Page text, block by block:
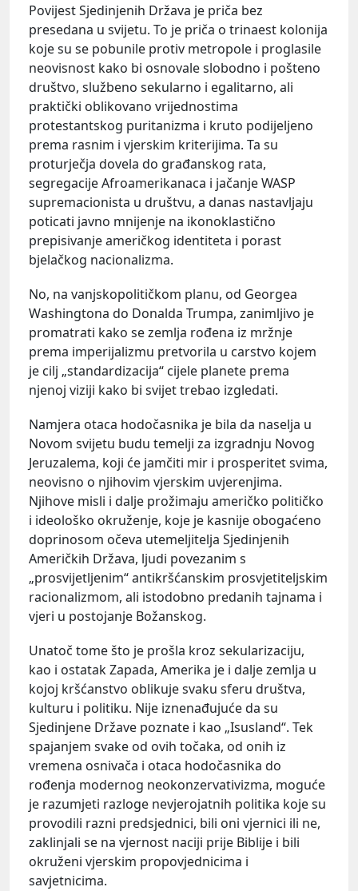
Povijest Sjedinjenih Država je priča bez
presedana u svijetu. To je priča o trinaest kolonija
koje su se pobunile protiv metropole i proglasile
neovisnost kako bi osnovale slobodno i pošteno
društvo, službeno sekularno i egalitarno, ali
praktički oblikovano vrijednostima
protestantskog puritanizma i kruto podijeljeno
prema rasnim i vjerskim kriterijima. Ta su
proturječja dovela do građanskog rata,
segregacije Afroamerikanaca i jačanje WASP
supremacionista u društvu, a danas nastavljaju
poticati javno mnijenje na ikonoklastično
prepisivanje američkog identiteta i porast
bjelačkog nacionalizma.
No, na vanjskopolitičkom planu, od Georgea
Washingtona do Donalda Trumpa, zanimljivo je
promatrati kako se zemlja rođena iz mržnje
prema imperijalizmu pretvorila u carstvo kojem
je cilj „standardizacija“ cijele planete prema
njenoj viziji kako bi svijet trebao izgledati.
Namjera otaca hodočasnika je bila da naselja u
Novom svijetu budu temelji za izgradnju Novog
Jeruzalema, koji će jamčiti mir i prosperitet svima,
neovisno o njihovim vjerskim uvjerenjima.
Njihove misli i dalje prožimaju američko političko
i ideološko okruženje, koje je kasnije obogaćeno
doprinosom očeva utemeljitelja Sjedinjenih
Američkih Država, ljudi povezanim s
„prosvijetljenim“ antikršćanskim prosvjetiteljskim
racionalizmom, ali istodobno predanih tajnama i
vjeri u postojanje Božanskog.
Unatoč tome što je prošla kroz sekularizaciju,
kao i ostatak Zapada, Amerika je i dalje zemlja u
kojoj kršćanstvo oblikuje svaku sferu društva,
kulturu i politiku. Nije iznenađujuće da su
Sjedinjene Države poznate i kao „Isusland“. Tek
spajanjem svake od ovih točaka, od onih iz
vremena osnivača i otaca hodočasnika do
rođenja modernog neokonzervativizma, moguće
je razumjeti razloge nevjerojatnih politika koje su
provodili razni predsjednici, bili oni vjernici ili ne,
zaklinjali se na vjernost naciji prije Biblije i bili
okruženi vjerskim propovjednicima i
savjetnicima.